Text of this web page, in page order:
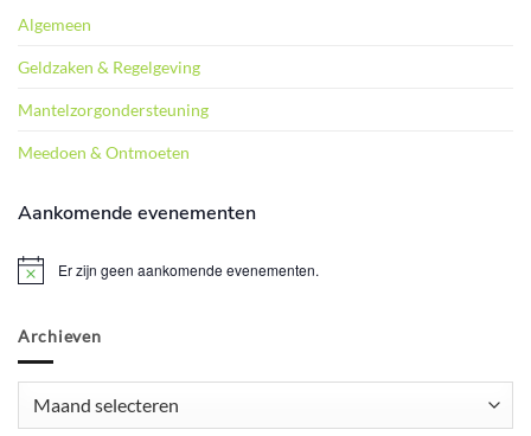
Algemeen
Geldzaken & Regelgeving
Mantelzorgondersteuning
Meedoen & Ontmoeten
Aankomende evenementen
BerichtEr zijn geen aankomende evenementen.
Archieven